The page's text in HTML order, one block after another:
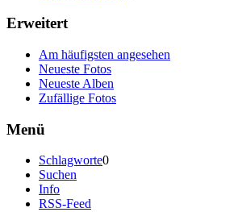
Erweitert
Am häufigsten angesehen
Neueste Fotos
Neueste Alben
Zufällige Fotos
Menü
Schlagworte0
Suchen
Info
RSS-Feed